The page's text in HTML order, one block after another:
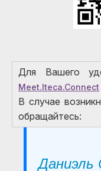
Для Вашего
Meet.Iteca.Connect
В случаe
обращайтeсь: